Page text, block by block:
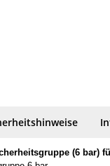
(6 bar)